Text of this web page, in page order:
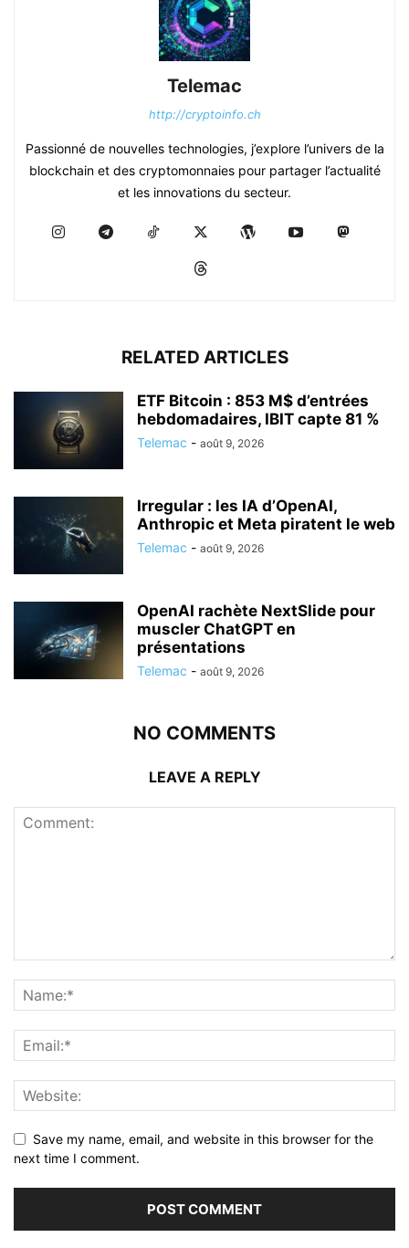
Telemac
http://cryptoinfo.ch
Passionné de nouvelles technologies, j’explore l’univers de la
blockchain et des cryptomonnaies pour partager l’actualité
et les innovations du secteur.
RELATED ARTICLES
ETF Bitcoin : 853 M$ d’entrées
hebdomadaires, IBIT capte 81 %
Telemac - août 9, 2026
Irregular : les IA d’OpenAI,
Anthropic et Meta piratent le web
Telemac - août 9, 2026
OpenAI rachète NextSlide pour
muscler ChatGPT en
présentations
Telemac - août 9, 2026
NO COMMENTS
LEAVE A REPLY
Save my name, email, and website in this browser for the
next time I comment.